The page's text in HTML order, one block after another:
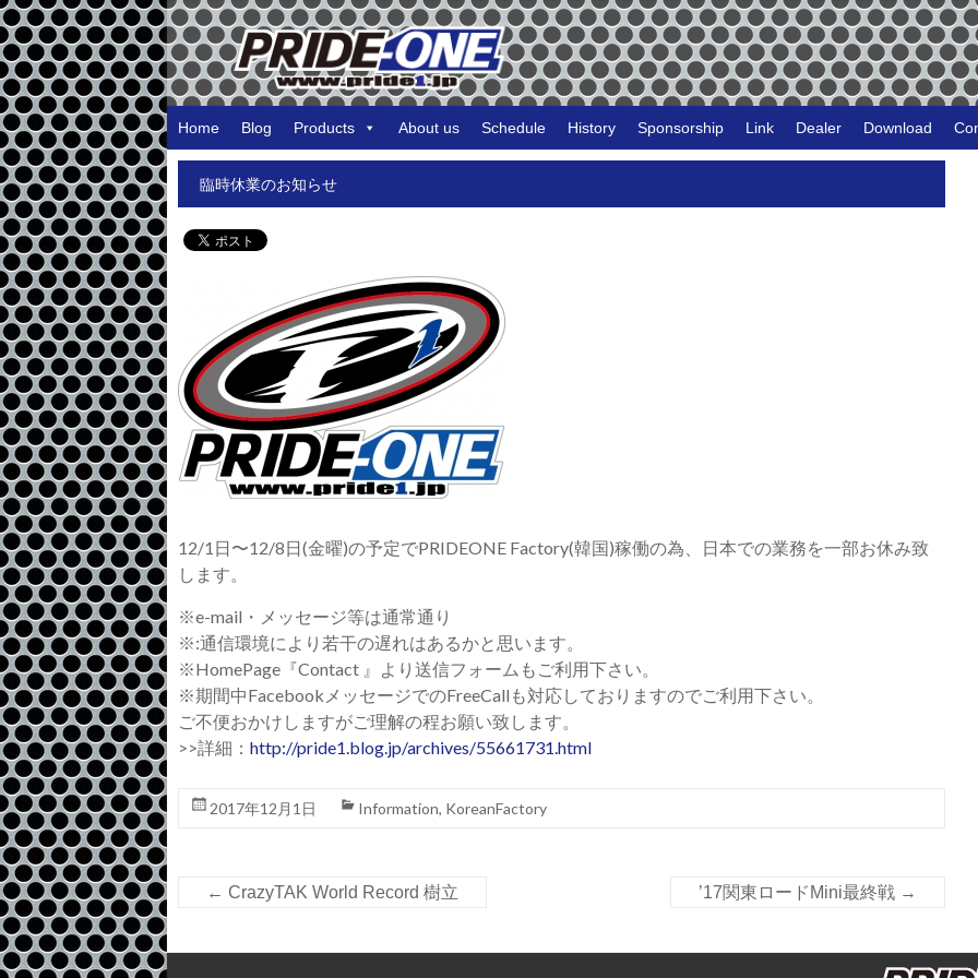
Home Blog Products About us Schedule History Sponsorship Link Dealer Download
臨時休業のお知らせ
12/1日〜12/8日(金曜)の予定でPRIDEONE Factory(韓国)稼働の為、日本での業務を一部お休み致
します。
※e-mail・メッセージ等は通常通り
※:通信環境により若干の遅れはあるかと思います。
※HomePage『Contact 』より送信フォームもご利用下さい。
※期間中FacebookメッセージでのFreeCallも対応しておりますのでご利用下さい。
ご不便おかけしますがご理解の程お願い致します。
>>詳細： http://pride1.blog.jp/archives/55661731.html
2017年12月1日 Information, KoreanFactory
← CrazyTAK World Record 樹立 ’17関東ロードMini最終戦 →